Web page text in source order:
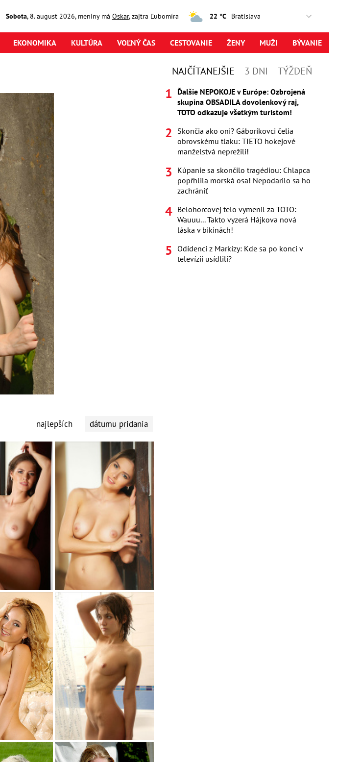
Sobota, 8. august2026, meniny má Oskar, zajtra Ľubomíra 22 °C
EKONOMIKA KULTÚRA VOĽNÝ ČAS CESTOVANIE ŽENY MUŽI BÝVANIE
najlepších dátumu pridania
NAJČÍTANEJŠIE 3 DNI TÝŽDEŇ
Ďalšie NEPOKOJE v Európe: Ozbrojená
skupina OBSADILA dovolenkový raj,
TOTO odkazuje všetkým turistom!
Skončia ako oni? Gáboríkovci čelia
obrovskému tlaku: TIETO hokejové
manželstvá neprežili!
Kúpanie sa skončilo tragédiou: Chlapca
popŕhlila morská osa! Nepodarilo sa ho
zachrániť
Belohorcovej telo vymenil za TOTO:
Wauuu... Takto vyzerá Hájkova nová
láska v bikinách!
Odídenci z Markízy: Kde sa po konci v
televízii usídlili?